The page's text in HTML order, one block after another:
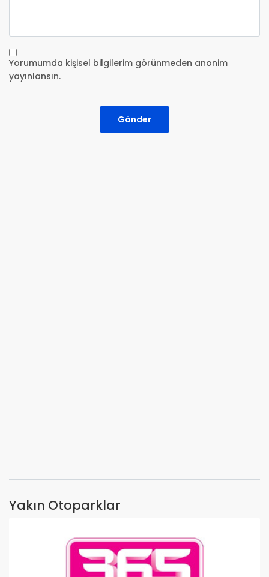
Yorumumda kişisel bilgilerim görünmeden anonim
yayınlansın.
Gönder
Yakın Otoparklar